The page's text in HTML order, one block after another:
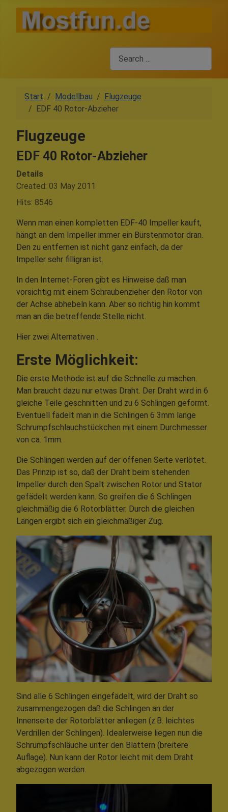
Start Modellbau
Flugzeuge
EDF 40 Rotor-Abzieher
Flugzeuge
EDF 40 Rotor-Abzieher
Details
Created: 03 May 2011
Hits: 8546
Wenn man einen kompletten EDF-40 Impeller kauft,
hängt an dem Impeller immer ein Bürstenmotor dran.
Den zu entfernen ist nicht ganz einfach, da der
Impeller sehr filligran ist.
In den Internet-Foren gibt es Hinweise daß man
vorsichtig mit einem Schraubenzieher den Rotor von
der Achse abhebeln kann. Aber so richtig hin kommt
man an die betreffende Stelle nicht.
Hier zwei Alternativen .
Erste Möglichkeit:
Die erste Methode ist auf die Schnelle zu machen.
Man braucht dazu nur etwas Draht. Der Draht wird in 6
gleiche Teile geschnitten und zu 6 Schlingen geformt.
Eventuell fädelt man in die Schlingen 6 3mm lange
Schrumpfschlauchstückchen mit einem Durchmesser
von ca. 1mm.
Die Schlingen werden auf der offenen Seite verlötet.
Das Prinzip ist so, daß der Draht beim stehenden
Impeller durch den Spalt zwischen Rotor und Stator
gefädelt werden kann. So greifen die 6 Schlingen
gleichmäßig die 6 Rotorblätter. Durch die gleichen
Längen ergibt sich ein gleichmäßiger Zug.
Sind alle 6 Schlingen eingefädelt, wird der Draht so
zusammengezogen daß die Schlingen an der
Innenseite der Rotorblätter anliegen (z.B. leichtes
Verdrillen der Schlingen). Idealerweise liegen nun die
Schrumpfschläuche unter den Blättern (breitere
Auflage). Nun kann der Rotor leicht mit dem Draht
abgezogen werden.